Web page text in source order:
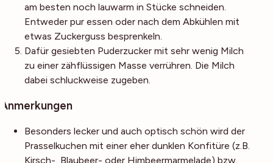
am besten noch lauwarm in Stücke schneiden.
Entweder pur essen oder nach dem Abkühlen mit
etwas Zuckerguss besprenkeln.
Dafür gesiebten Puderzucker mit sehr wenig Milch
zu einer zähflüssigen Masse verrühren. Die Milch
dabei schluckweise zugeben.
Anmerkungen
Besonders lecker und auch optisch schön wird der
Prasselkuchen mit einer eher dunklen Konfitüre (z.B.
Kirsch-, Blaubeer- oder Himbeermarmelade) bzw.